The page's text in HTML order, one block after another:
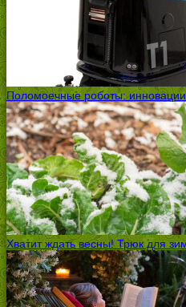
Поломоечные роботы:
Хватит ждать весны! Трюк для